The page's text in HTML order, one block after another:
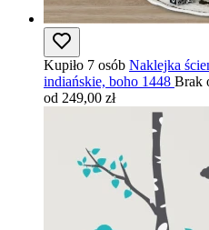
Kupiło 7 osób Naklejka
indiańskie, boho 1448 Brak
od 249,00 zł